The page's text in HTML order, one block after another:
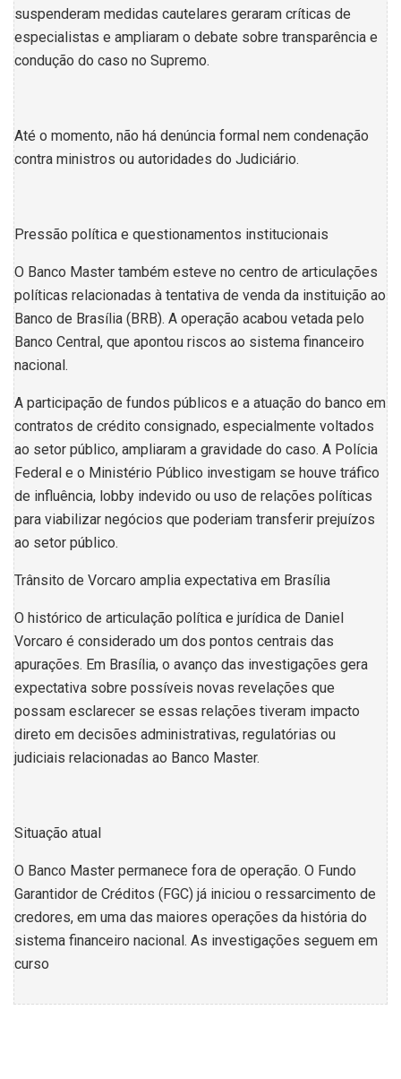
suspenderam medidas cautelares geraram críticas de
especialistas e ampliaram o debate sobre transparência e
condução do caso no Supremo.
Até o momento, não há denúncia formal nem condenação
contra ministros ou autoridades do Judiciário.
Pressão política e questionamentos institucionais
O Banco Master também esteve no centro de articulações
políticas relacionadas à tentativa de venda da instituição ao
Banco de Brasília (BRB). A operação acabou vetada pelo
Banco Central, que apontou riscos ao sistema financeiro
nacional.
A participação de fundos públicos e a atuação do banco em
contratos de crédito consignado, especialmente voltados
ao setor público, ampliaram a gravidade do caso. A Polícia
Federal e o Ministério Público investigam se houve tráfico
de influência, lobby indevido ou uso de relações políticas
para viabilizar negócios que poderiam transferir prejuízos
ao setor público.
Trânsito de Vorcaro amplia expectativa em Brasília
O histórico de articulação política e jurídica de Daniel
Vorcaro é considerado um dos pontos centrais das
apurações. Em Brasília, o avanço das investigações gera
expectativa sobre possíveis novas revelações que
possam esclarecer se essas relações tiveram impacto
direto em decisões administrativas, regulatórias ou
judiciais relacionadas ao Banco Master.
Situação atual
O Banco Master permanece fora de operação. O Fundo
Garantidor de Créditos (FGC) já iniciou o ressarcimento de
credores, em uma das maiores operações da história do
sistema financeiro nacional. As investigações seguem em
curso